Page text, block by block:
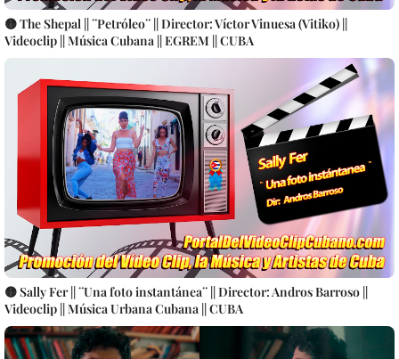
🟡 The Shepal || ¨Petróleo¨ || Director: Víctor Vinuesa (Vitiko) ||
Videoclip || Música Cubana || EGREM || CUBA
🟡 Sally Fer || ¨Una foto instantánea¨ || Director: Andros Barroso ||
Videoclip || Música Urbana Cubana || CUBA